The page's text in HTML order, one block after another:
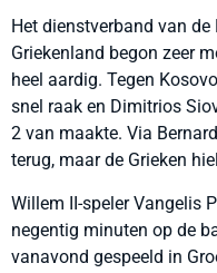
Het dienstverband van
Griekenland begon zeer
heel aardig. Tegen
snel raak en Dimitrios
2 van maakte. Via
terug, maar de Grieken
Willem II-speler Vangelis
negentig minuten op de
vanavond gespeeld in